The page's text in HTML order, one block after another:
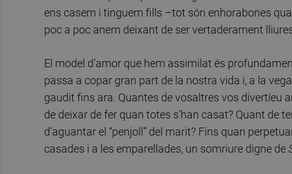
ens casem i tinguem fills –tot són enhorabones
poc a poc anem deixant de ser vertaderament
El model d’amor que hem assimilat és
passa a copar gran part de la nostra vida i, a la
gaudit fins ara. Quantes de vosaltres vos divertíeu
de deixar de fer quan totes s’han casat? Quant de
d’aguantar el “penjoll” del marit? Fins quan
casades i a les emparellades, un somriure digne de